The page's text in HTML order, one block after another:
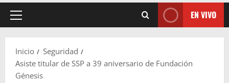
Menú
EN VIVO
Inicio
Seguridad
Asiste titular de SSP a 39 aniversario de Fundación
Génesis